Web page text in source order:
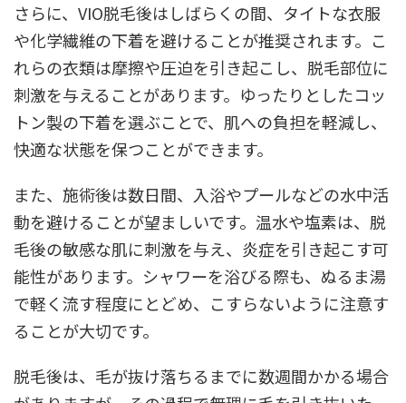
さらに、VIO脱毛後はしばらくの間、タイトな衣服
や化学繊維の下着を避けることが推奨されます。こ
れらの衣類は摩擦や圧迫を引き起こし、脱毛部位に
刺激を与えることがあります。ゆったりとしたコッ
トン製の下着を選ぶことで、肌への負担を軽減し、
快適な状態を保つことができます。
また、施術後は数日間、入浴やプールなどの水中活
動を避けることが望ましいです。温水や塩素は、脱
毛後の敏感な肌に刺激を与え、炎症を引き起こす可
能性があります。シャワーを浴びる際も、ぬるま湯
で軽く流す程度にとどめ、こすらないように注意す
ることが大切です。
脱毛後は、毛が抜け落ちるまでに数週間かかる場合